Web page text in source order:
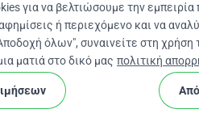
500+ κριτικών
cookie Ρυθμίσεις Cookies
για να βελτιώσουμε την
ή περιεχόμενο και να
όλων", συναινείτε στη
ματιά στο δικό μας πολιτική